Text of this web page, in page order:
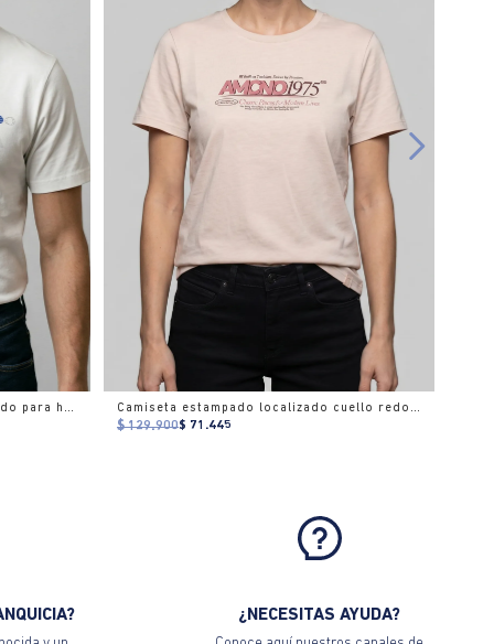
Camiseta ajuste slim cuello redondo para hombre Camiseta estampado localizado cuello redondo para mujer
$ 129.900$ 71.445
¿NECESITAS AYUDA?